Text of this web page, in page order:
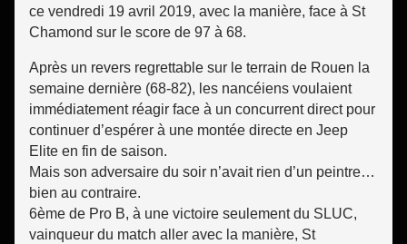
ce vendredi 19 avril 2019, avec la manière, face à St
Chamond sur le score de 97 à 68.
Après un revers regrettable sur le terrain de Rouen la
semaine dernière (68-82), les nancéiens voulaient
immédiatement réagir face à un concurrent direct pour
continuer d’espérer à une montée directe en Jeep
Elite en fin de saison.
Mais son adversaire du soir n’avait rien d’un peintre…
bien au contraire.
6ème de Pro B, à une victoire seulement du SLUC,
vainqueur du match aller avec la manière, St